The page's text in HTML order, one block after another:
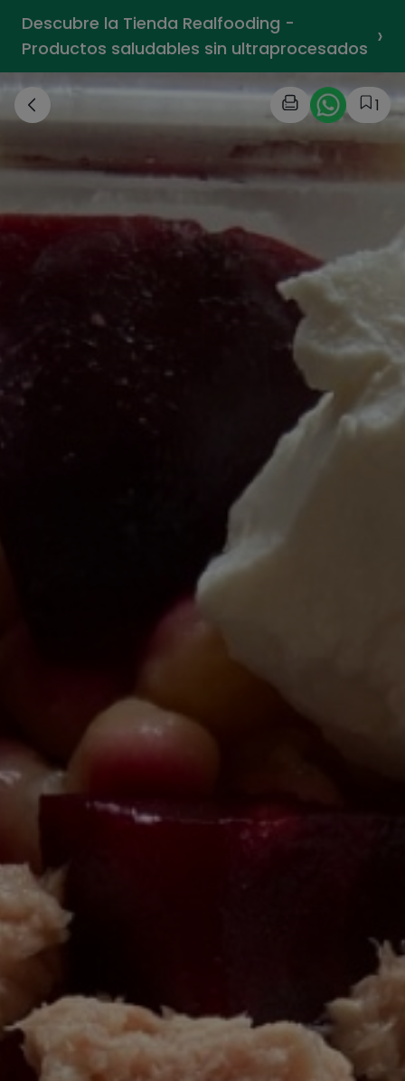
Descubre la Tienda Realfooding -
Productos saludables sin ultraprocesados ›
1